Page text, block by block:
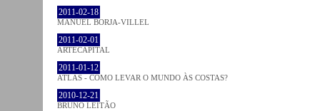
2011-02-18
MANUEL BORJA-VILLEL
2011-02-01
ARTECAPITAL
2011-01-12
ATLAS - COMO LEVAR O MUNDO ÀS COSTAS?
2010-12-21
BRUNO LEITÃO